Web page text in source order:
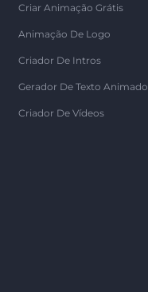
Criar Animação Grátis
Animação De Logo
Criador De Intros
Gerador De Texto Animado
Criador De Vídeos